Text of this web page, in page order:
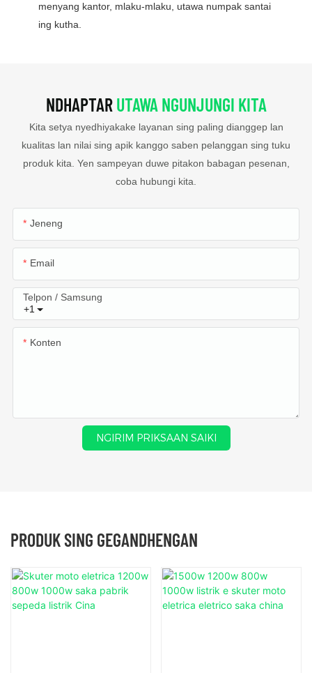
menyang kantor, mlaku-mlaku, utawa numpak santai
ing kutha.
NDHAPTARUTAWA NGUNJUNGI KITA
Kita setya nyedhiyakake layanan sing paling dianggep lan
kualitas lan nilai sing apik kanggo saben pelanggan sing tuku
produk kita. Yen sampeyan duwe pitakon babagan pesenan,
coba hubungi kita.
Jeneng
Email
+1
Telpon / Samsung
Konten
NGIRIM PRIKSAAN SAIKI
PRODUK SING GEGANDHENGAN